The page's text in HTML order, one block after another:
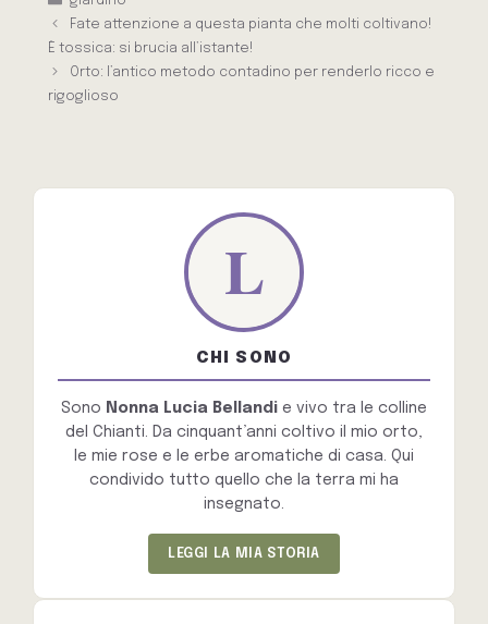
Fate attenzione a questa pianta che molti coltivano!
È tossica: si brucia all’istante!
Orto: l’antico metodo contadino per renderlo ricco e
rigoglioso
CHI SONO
Sono Nonna Lucia Bellandi e vivo tra le colline
del Chianti. Da cinquant’anni coltivo il mio orto,
le mie rose e le erbe aromatiche di casa. Qui
condivido tutto quello che la terra mi ha
insegnato.
LEGGI LA MIA STORIA